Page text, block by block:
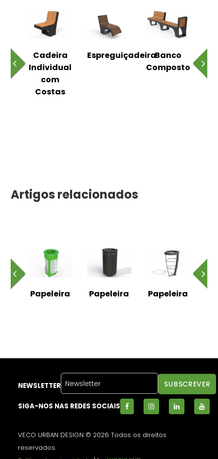
Cadeira
Individual
com
Costas
EspreguiçadeiraBanco
Composto
Artigos relacionados
Papeleira Papeleira Papeleira
NEWSLETTER
SIGA-NOS NAS REDES SOCIAIS
VECO URBAN DESIGN © 2026 Todos os direitos
reservados.